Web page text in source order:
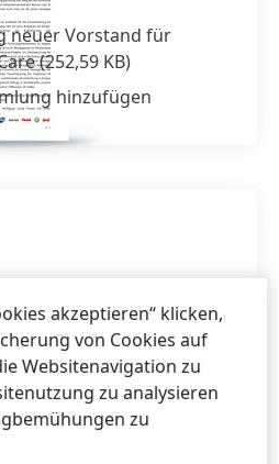
neuer Vorstand für
(252,59 KB)
hinzufügen
akzeptieren“ klicken,
von Cookies auf
Websitenavigation zu
zu analysieren
zu